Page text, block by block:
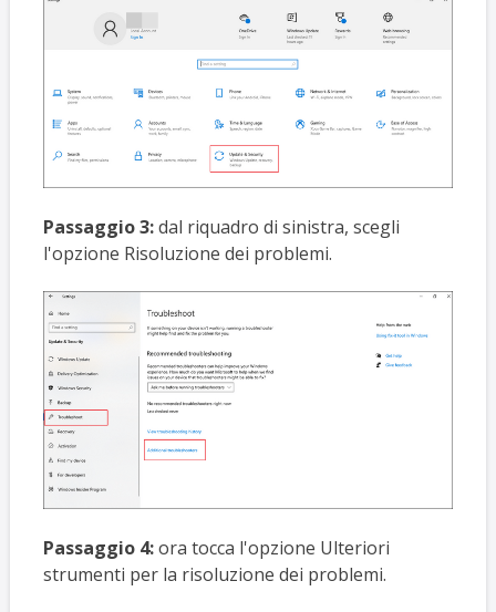
Passaggio 3:dal riquadro di sinistra, scegli
l'opzione Risoluzione dei problemi.
Passaggio 4:ora tocca l'opzione Ulteriori
strumenti per la risoluzione dei problemi.